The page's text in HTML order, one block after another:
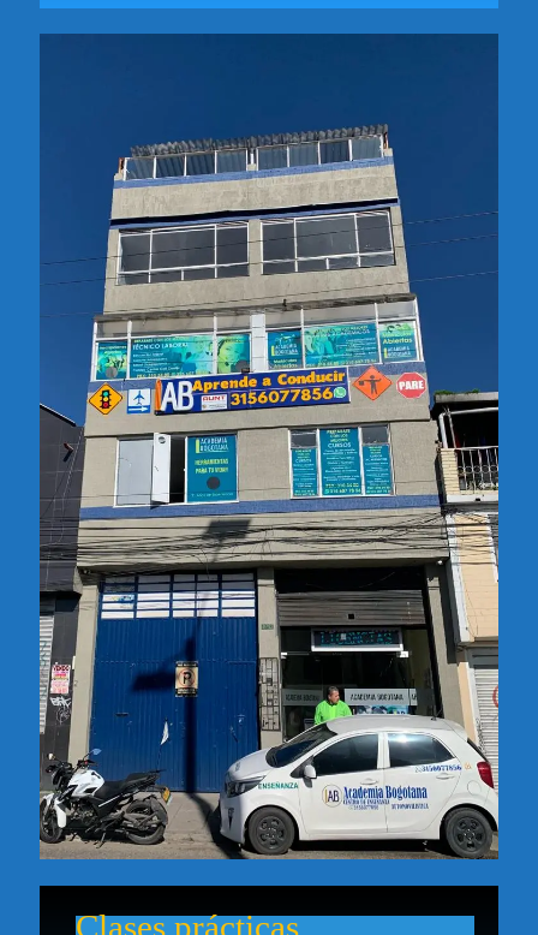
Clases prácticas